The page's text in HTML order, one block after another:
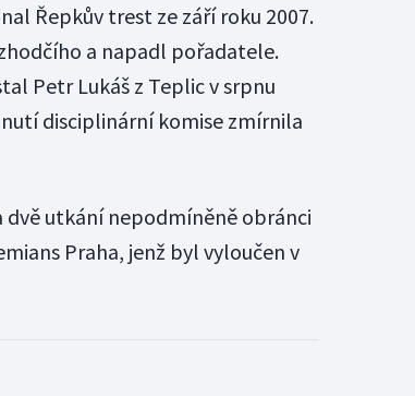
Řepkův trest ze září roku 2007.
a napadl pořadatele.
Petr Lukáš z Teplic v srpnu
disciplinární komise zmírnila
dvě utkání nepodmíněně obránci
Praha, jenž byl vyloučen v